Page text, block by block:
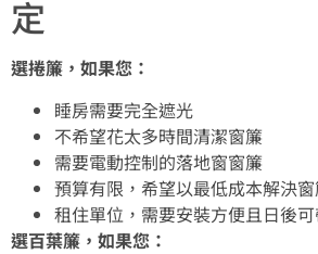
定
選捲簾，如果您：
睡房需要完全遮光
不希望花太多時間清潔窗簾
需要電動控制的落地窗窗簾
預算有限，希望以最低成本解決
租住單位，需要安裝方便且日後
選百葉簾，如果您：